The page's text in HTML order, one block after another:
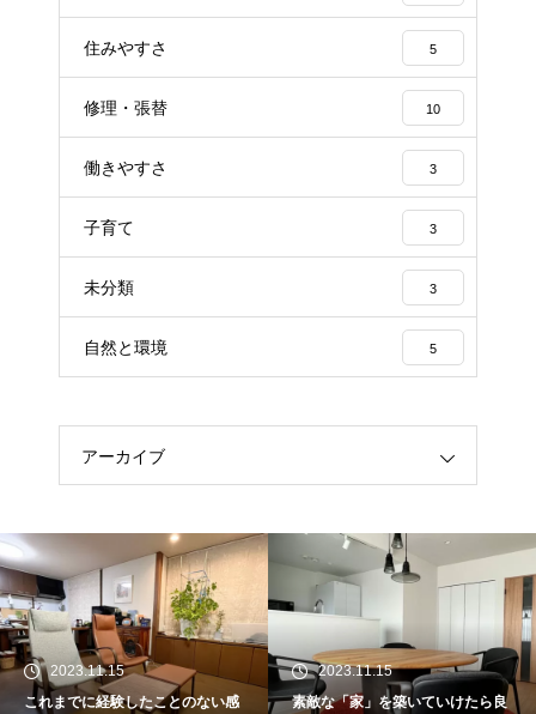
住みやすさ 5
修理・張替 10
働きやすさ 3
子育て 3
未分類 3
自然と環境 5
アーカイブ
2023.11.15
これまでに経験したことのない感
2023.11.15
素敵な「家」を築いていけたら良